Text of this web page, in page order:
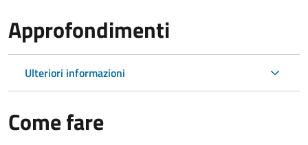
Approfondimenti
Ulteriori informazioni
Come fare